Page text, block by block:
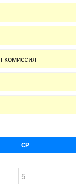
комиссия
СР
5